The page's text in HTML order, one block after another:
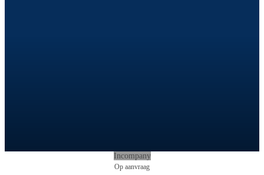
Incompany
Op aanvraag